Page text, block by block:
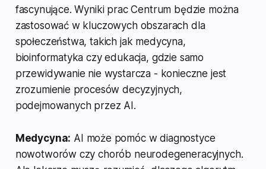
fascynujące. Wyniki prac Centrum będzie można
zastosować w kluczowych obszarach dla
społeczeństwa, takich jak medycyna,
bioinformatyka czy edukacja, gdzie samo
przewidywanie nie wystarcza - konieczne jest
zrozumienie procesów decyzyjnych,
podejmowanych przez AI.
Medycyna: AI może pomóc w diagnostyce
nowotworów czy chorób neurodegeneracyjnych.